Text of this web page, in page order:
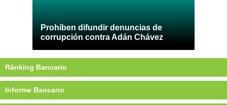
Prohíben difundir denuncias de
corrupción contra Adán Chávez
Ránking Bancario
Informe Bancario